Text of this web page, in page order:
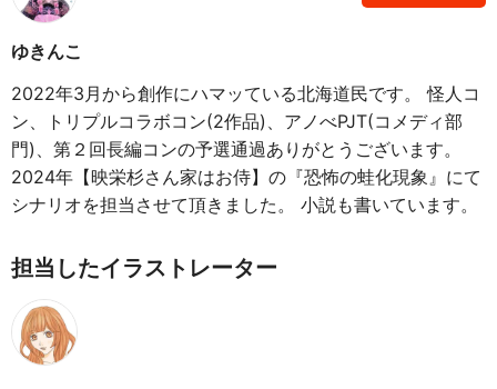
ゆきんこ
2022年3月から創作にハマッている北海道民です。 怪人コ
ン、トリプルコラボコン(2作品)、アノべPJT(コメディ部
門)、第２回長編コンの予選通過ありがとうございます。
2024年【映栄杉さん家はお侍】の『恐怖の蛙化現象』にて
シナリオを担当させて頂きました。 小説も書いています。
担当したイラストレーター